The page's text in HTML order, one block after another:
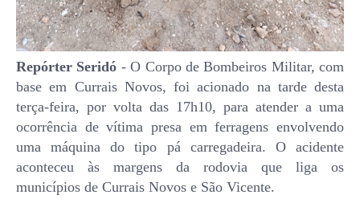
Repórter Seridó - O Corpo de Bombeiros Militar, com
base em Currais Novos, foi acionado na tarde desta
terça-feira, por volta das 17h10, para atender a uma
ocorrência de vítima presa em ferragens envolvendo
uma máquina do tipo pá carregadeira. O acidente
aconteceu às margens da rodovia que liga os
municípios de Currais Novos e São Vicente.